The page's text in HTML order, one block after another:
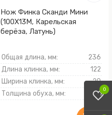
0
Нож Финка Сканди Мини
(100Х13М, Карельская
берёза, Латунь)
Общая длина, мм:
236
Длина клинка, мм:
122
Ширина клинка, мм:
20
Толщина обуха, мм:
3